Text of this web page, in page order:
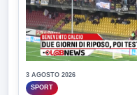
3 AGOSTO 2026
SPORT